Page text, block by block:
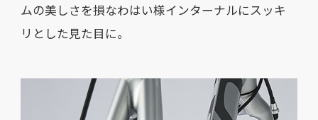
ムの美しさを損なわはい様インターナルにスッキ
リとした見た目に。